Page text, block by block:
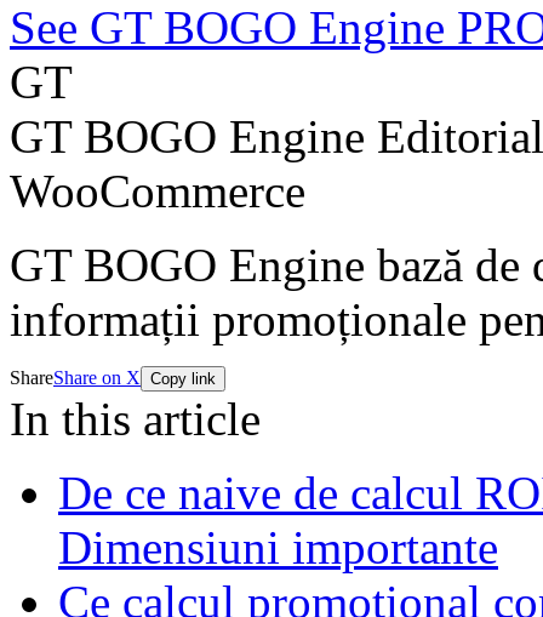
See GT BOGO Engine
GT
GT BOGO Engine
WooCommerce
GT BOGO Engine bază
informații promoționale
ShareShare on X Copy link
In this article
De ce naive de calcul
Dimensiuni importante
Ce calcul promoţional